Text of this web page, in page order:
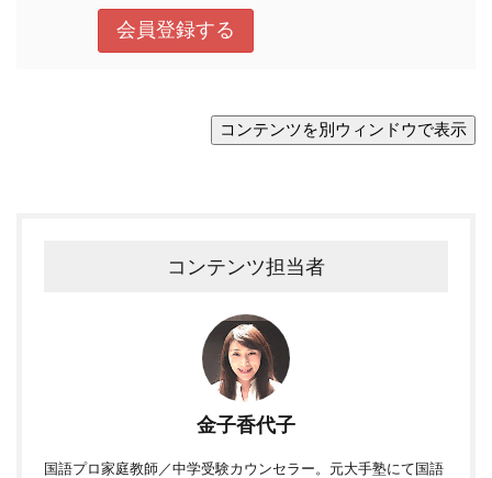
コンテンツ担当者
金子香代子
国語プロ家庭教師／中学受験カウンセラー。元大手塾にて国語